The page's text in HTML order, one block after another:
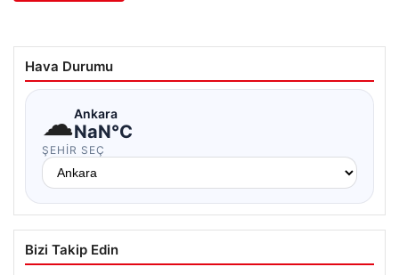
Hava Durumu
☁Ankara
NaN°C
ŞEHIR SEÇ
Bizi Takip Edin